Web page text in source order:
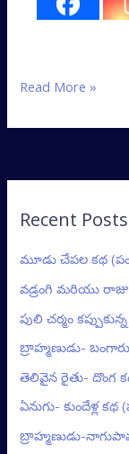
Read More »
Recent Posts
మూడు చేపల కథ
వడ్రంగి మరియు రాజు
పులి చర్మం
బ్రాహ్మణుడు-
తెలివైన రైతు- దొంగ
ఏనుగు- కుందేళ్ల కథ
బ్రాహ్మణుడు-